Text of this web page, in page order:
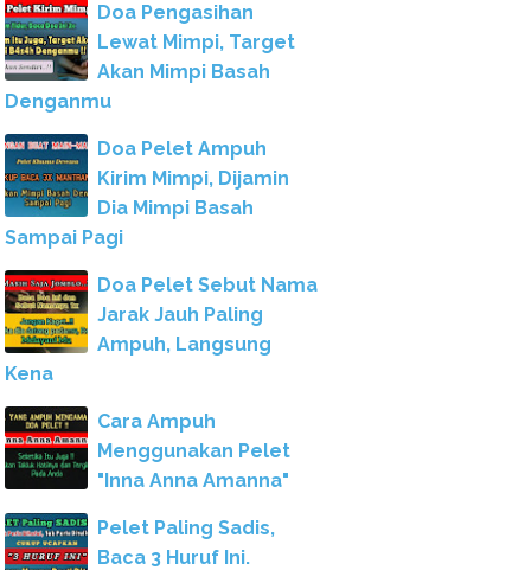
Doa Pengasihan
Lewat Mimpi, Target
Akan Mimpi Basah
Denganmu
Doa Pelet Ampuh
Kirim Mimpi, Dijamin
Dia Mimpi Basah
Sampai Pagi
Doa Pelet Sebut Nama
Jarak Jauh Paling
Ampuh, Langsung
Kena
Cara Ampuh
Menggunakan Pelet
"Inna Anna Amanna"
Pelet Paling Sadis,
Baca 3 Huruf Ini.